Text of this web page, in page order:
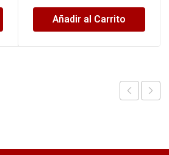
Añadir al Carrito